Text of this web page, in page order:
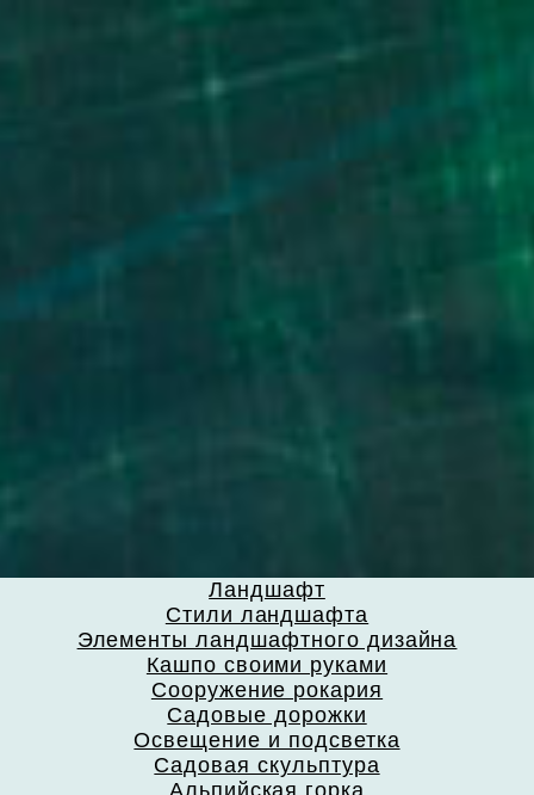
Ландшафт
Стили ландшафта
Элементы ландшафтного дизайна
Кашпо своими руками
Сооружение рокария
Садовые дорожки
Освещение и подсветка
Садовая скульптура
Альпийская горка